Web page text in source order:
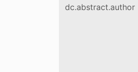
dc.abstract.author